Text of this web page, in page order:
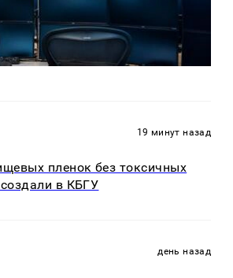
19 минут назад
пленок без токсичных
в КБГУ
день назад